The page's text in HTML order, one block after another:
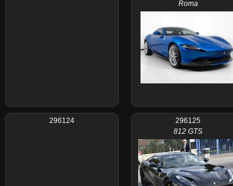
Roma
296124
296125
812 GTS